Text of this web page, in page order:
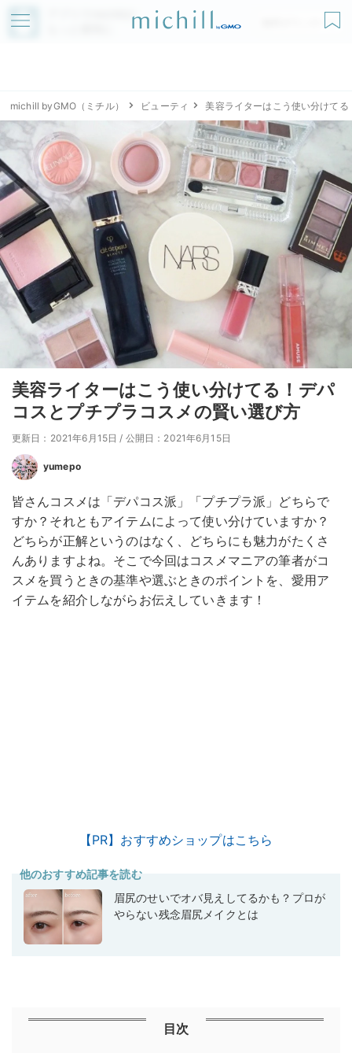
アプリでmichillが
無料ダウンロード
michill byGMO（ミチル） ビューティ 美容ライターはこう使い分けて
美容ライターはこう使い分けてる！デパ
コスとプチプラコスメの賢い選び方
更新日：2021年6月15日 / 公開日：2021年6月15日
yumepo
皆さんコスメは「デパコス派」「プチプラ派」どちらで
すか？それともアイテムによって使い分けていますか？
どちらが正解というのはなく、どちらにも魅力がたくさ
んありますよね。そこで今回はコスメマニアの筆者がコ
スメを買うときの基準や選ぶときのポイントを、愛用ア
イテムを紹介しながらお伝えしていきます！
【PR】おすすめショップはこちら
他のおすすめ記事を読む
眉尻のせいでオバ見えしてるかも？プロが
やらない残念眉尻メイクとは
目次